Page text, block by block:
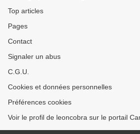
Top articles
Pages
Contact
Signaler un abus
C.G.U.
Cookies et données personnelles
Préférences cookies
Voir le profil de leoncobra sur le portail